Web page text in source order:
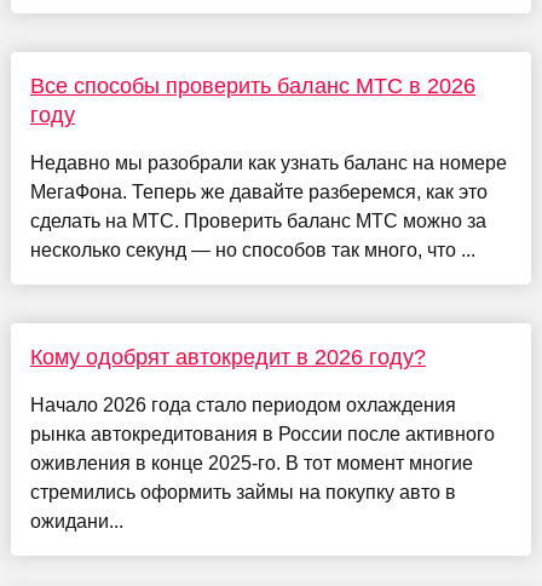
Все способы проверить баланс МТС в 2026
году
Недавно мы разобрали как узнать баланс на номере
МегаФона. Теперь же давайте разберемся, как это
сделать на МТС. Проверить баланс МТС можно за
несколько секунд — но способов так много, что ...
Кому одобрят автокредит в 2026 году?
Начало 2026 года стало периодом охлаждения
рынка автокредитования в России после активного
оживления в конце 2025-го. В тот момент многие
стремились оформить займы на покупку авто в
ожидани...